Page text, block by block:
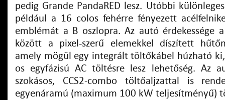
pedig Grande PandaRED lesz. Utóbbi
például a 16 colos fehérre fényezett
emblémát a B oszlopra. Az autó érdekessége
között a pixel-szerű elemekkel díszített
amely mögül egy integrált töltőkábel húzható
os egyfázisú AC töltésre lesz lehetőség. Az
szokásos, CCS2-combo töltőaljzattal is
egyenáramú (maximum 100 kW teljesítményű)